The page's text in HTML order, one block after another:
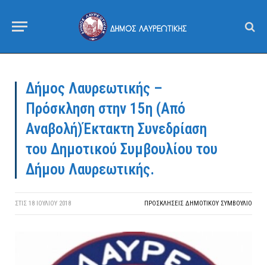
Δήμος Λαυρεωτικής –
Πρόσκληση στην 15η (Aπό
Αναβολή)Έκτακτη Συνεδρίαση
του Δημοτικού Συμβουλίου του
Δήμου Λαυρεωτικής.
ΣΤΙΣ 18 ΙΟΥΛΊΟΥ 2018 ΠΡΟΣΚΛΉΣΕΙΣ ΔΗΜΟΤΙΚΟΎ ΣΥΜΒΟΎΛΙΟ